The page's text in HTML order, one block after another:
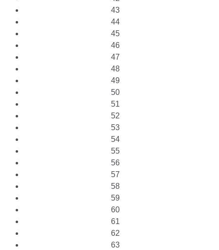
43
44
45
46
47
48
49
50
51
52
53
54
55
56
57
58
59
60
61
62
63